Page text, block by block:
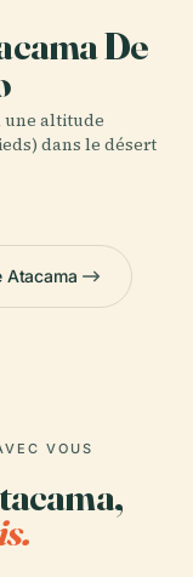
De
une altitude
dans le désert
Atacama
VOUS